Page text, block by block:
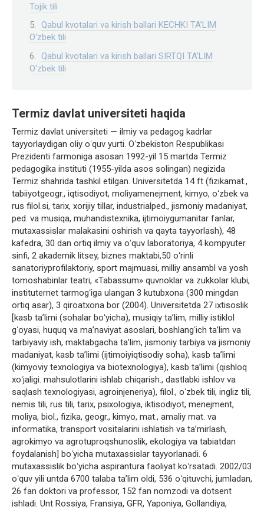
Tojik tili
Qabul kvotalari va kirish ballari KECHKI TA’LIM
O‘zbek tili
Qabul kvotalari va kirish ballari SIRTQI TA’LIM
O‘zbek tili
Termiz davlat universiteti haqida
Termiz davlat universiteti — ilmiy va pedagog kadrlar
tayyorlaydigan oliy oʻquv yurti. Oʻzbekiston Respublikasi
Prezidenti farmoniga asosan 1992-yil 15 martda Termiz
pedagogika instituti (1955-yilda asos solingan) negizida
Termiz shahrida tashkil etilgan. Universitetda 14 ft (fizikamat.,
tabiiyotgeogr., iqtisodiyot, moliyamenejment, kimyo, oʻzbek va
rus filol.si, tarix, xorijiy tillar, industrialped., jismoniy madaniyat,
ped. va musiqa, muhandistexnika, ijtimoiygumanitar fanlar,
mutaxassislar malakasini oshirish va qayta tayyorlash), 48
kafedra, 30 dan ortiq ilmiy va oʻquv laboratoriya, 4 kompyuter
sinfi, 2 akademik litsey, biznes maktabi,50 oʻrinli
sanatoriyprofilaktoriy, sport majmuasi, milliy ansambl va yosh
tomoshabinlar teatri, «Tabassum» quvnoklar va zukkolar klubi,
instituternet tarmogʻiga ulangan 3 kutubxona (300 mingdan
ortiq asar), 3 qiroatxona bor (2004). Universitetda 27 ixtisoslik
[kasb taʼlimi (sohalar boʻyicha), musiqiy taʼlim, milliy istiklol
gʻoyasi, huquq va maʼnaviyat asoslari, boshlangʻich taʼlim va
tarbiyaviy ish, maktabgacha taʼlim, jismoniy tarbiya va jismoniy
madaniyat, kasb taʼlimi (ijtimoiyiqtisodiy soha), kasb taʼlimi
(kimyoviy texnologiya va biotexnologiya), kasb taʼlimi (qishloq
xoʻjaligi. mahsulotlarini ishlab chiqarish., dastlabki ishlov va
saqlash texnologiyasi, agroinjeneriya), filol., oʻzbek tili, ingliz tili,
nemis tili, rus tili, tarix, psixologiya, iktisodiyot, menejment,
moliya, biol., fizika, geogr., kimyo, mat., amaliy mat. va
informatika, transport vositalarini ishlatish va taʼmirlash,
agrokimyo va agrotuproqshunoslik, ekologiya va tabiatdan
foydalanish] boʻyicha mutaxassislar tayyorlanadi. 6
mutaxassislik boʻyicha aspirantura faoliyat koʻrsatadi. 2002/03
oʻquv yili untda 6700 talaba taʼlim oldi, 536 oʻqituvchi, jumladan,
26 fan doktori va professor, 152 fan nomzodi va dotsent
ishladi. Unt Rossiya, Fransiya, GFR, Yaponiya, Gollandiya,